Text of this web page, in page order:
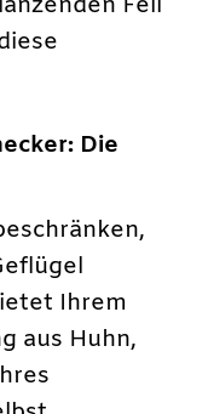
Fell
Die
Ihrem
aus Huhn,